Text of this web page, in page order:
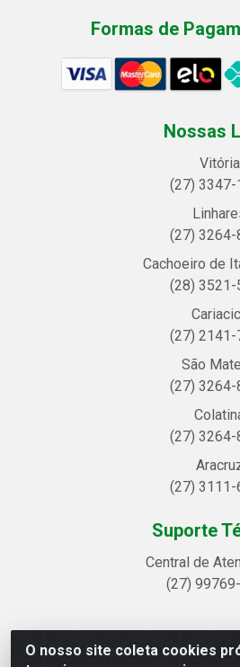
O nosso site coleta cookies
Formas de
Nossas
Vitória
(27) 3347-
(27) 3264-
Cachoeiro de
(28) 3521-
(27) 2141-
São
(27) 3264-
(27) 3264-
(27) 3111-
Suporte
Central de
(27)
Linhavix Distribuidora LTDA -